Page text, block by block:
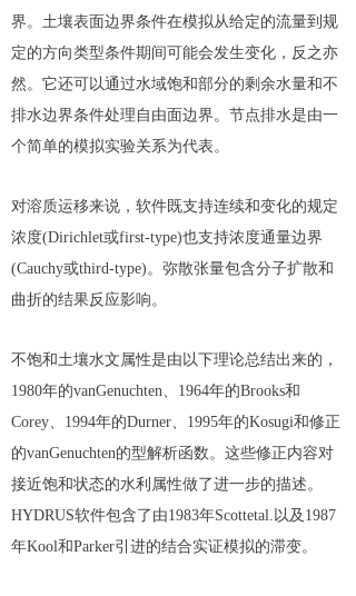
界。土壤表面边界条件在模拟从给定的流量到规
定的方向类型条件期间可能会发生变化，反之亦
然。它还可以通过水域饱和部分的剩余水量和不
排水边界条件处理自由面边界。节点排水是由一
个简单的模拟实验关系为代表。
对溶质运移来说，软件既支持连续和变化的规定
浓度(Dirichlet或first-type)也支持浓度通量边界
(Cauchy或third-type)。弥散张量包含分子扩散和
曲折的结果反应影响。
不饱和土壤水文属性是由以下理论总结出来的，
1980年的vanGenuchten、1964年的Brooks和
Corey、1994年的Durner、1995年的Kosugi和修正
的vanGenuchten的型解析函数。这些修正内容对
接近饱和状态的水利属性做了进一步的描述。
HYDRUS软件包含了由1983年Scottetal.以及1987
年Kool和Parker引进的结合实证模拟的滞变。